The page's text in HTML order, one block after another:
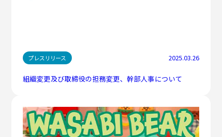
プレスリリース 2025.03.26
組織変更及び取締役の担務変更、幹部人事について